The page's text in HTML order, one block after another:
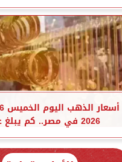
2026 في مصر.. كم يبلغ عيار...